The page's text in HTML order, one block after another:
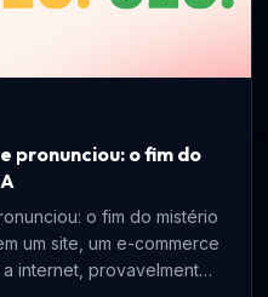
pronunciou: o fim do
o fim do mistério
um site, um e-commerce
internet, provavelmente